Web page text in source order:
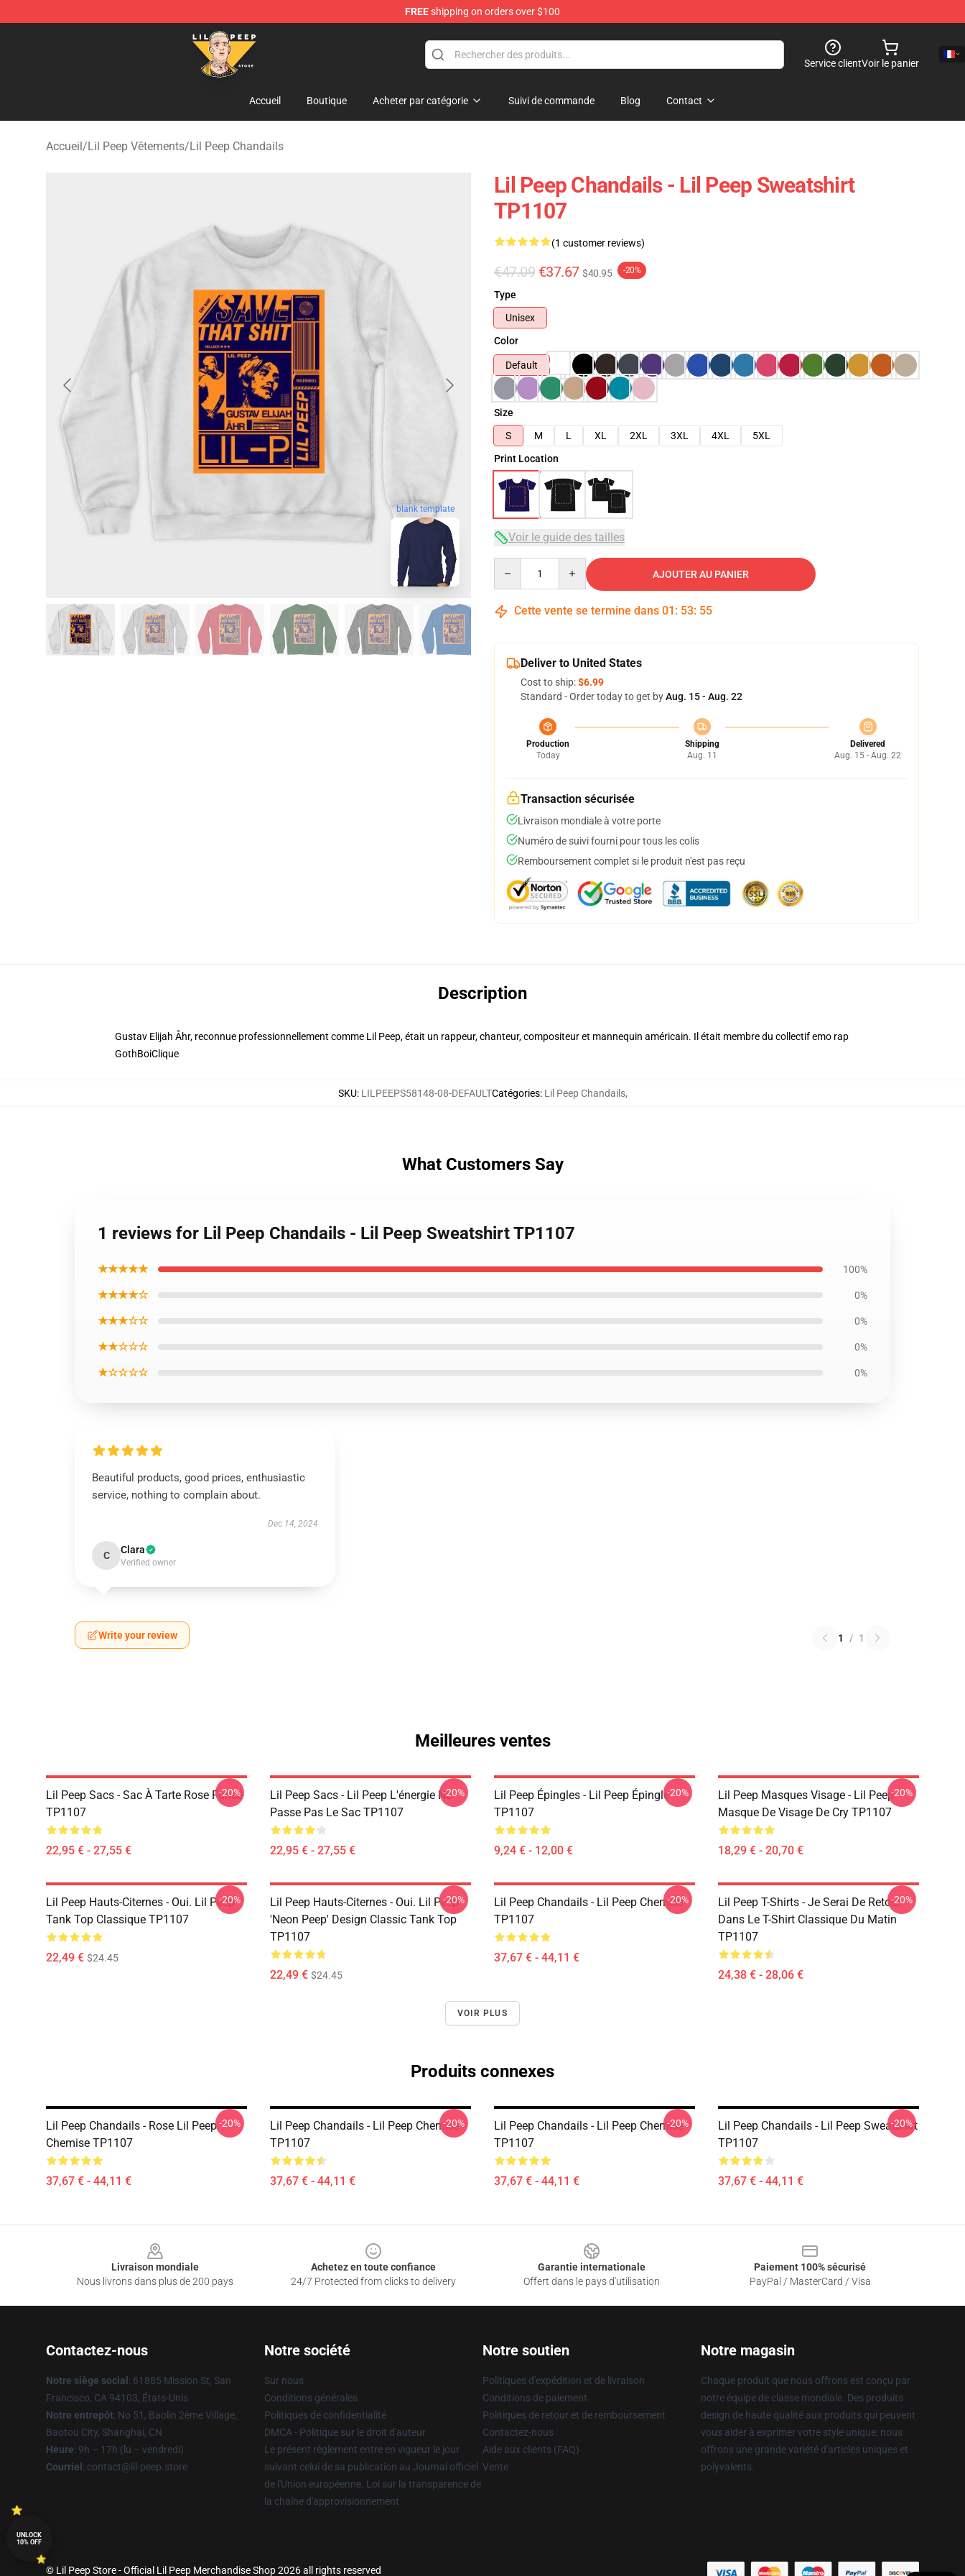
FREEshipping on orders over $100
Lil Peep Store - Official Lil Peep Merchandise Shop
Service clientVoir le panier
Accueil Boutique Acheter par catégorie Suivi de commande Blog Contact
Accueil/Lil Peep Vêtements/Lil Peep Chandails
blank template
Lil Peep Chandails - Lil Peep Sweatshirt
TP1107
(1 customer reviews)
€47.09 €37.67 $40.95 -20%
Type
Unisex
Color
Default
Size
S
M L XL 2XL 3XL 4XL
5XL
Print Location
Voir le guide des tailles
AJOUTER AU PANIER
Cette vente se termine dans 01 : 53: 54
Deliver to United States
Cost to ship:$6.99
Standard - Order today to get byAug. 15 - Aug. 22
Production
Today
Shipping
Aug. 11
Delivered
Aug. 15 - Aug. 22
Transaction sécurisée
Livraison mondiale à votre porte
Numéro de suivi fourni pour tous les colis
Remboursement complet si le produit n'est pas reçu
Description
Gustav Elijah Åhr, reconnue professionnellement comme Lil Peep, était un rappeur, chanteur, compositeur et mannequin américain. Il était membre du collectif emo rap
GothBoiClique
SKU: LILPEEPS58148-08-DEFAULTCatégories: Lil Peep Chandails,
What Customers Say
1 reviews for Lil Peep Chandails - Lil Peep Sweatshirt TP1107
★★★★★ 100%
★★★★☆ 0%
★★★☆☆ 0%
★★☆☆☆ 0%
★☆☆☆☆ 0%
Beautiful products, good prices, enthusiastic
service, nothing to complain about.
Dec 14, 2024
C Clara
Verified owner
Write your review 1 / 1
Meilleures ventes
Lil Peep Sacs - Sac À Tarte Rose Foncé
TP1107
22,95 € - 27,55 €
-20%
Lil Peep Sacs - Lil Peep L'énergie Ne
Passe Pas Le Sac TP1107
22,95 € - 27,55 €
-20%
Lil Peep Épingles - Lil Peep Épingle
TP1107
9,24 € - 12,00 €
-20%
Lil Peep Masques Visage - Lil Peep
Masque De Visage De Cry TP1107
18,29 € - 20,70 €
-20%
Lil Peep Hauts-Citernes - Oui. Lil Peep
Tank Top Classique TP1107
22,49 € $24.45
-20%
Lil Peep Hauts-Citernes - Oui. Lil Peep
'Neon Peep' Design Classic Tank Top
TP1107
22,49 € $24.45
-20%
Lil Peep Chandails - Lil Peep Chemise
TP1107
37,67 € - 44,11 €
-20%
Lil Peep T-Shirts - Je Serai De Retour
Dans Le T-Shirt Classique Du Matin
TP1107
24,38 € - 28,06 €
-20%
VOIR PLUS
Produits connexes
Lil Peep Chandails - Rose Lil Peep
Chemise TP1107
37,67 € - 44,11 €
-20%
Lil Peep Chandails - Lil Peep Chemise
TP1107
37,67 € - 44,11 €
-20%
Lil Peep Chandails - Lil Peep Chemise
TP1107
37,67 € - 44,11 €
-20%
Lil Peep Chandails - Lil Peep Sweatshirt
TP1107
37,67 € - 44,11 €
-20%
Livraison mondiale
Nous livrons dans plus de 200 pays
Achetez en toute confiance
24/7 Protected from clicks to delivery
Garantie internationale
Offert dans le pays d'utilisation
Paiement 100% sécurisé
PayPal / MasterCard / Visa
Contactez-nous
Notre siège social : 61885 Mission St, San
Francisco, CA 94103, États-Unis
Notre entrepôt: No 51, Baolin 2ème Village,
Baotou City, Shanghai, CN
Heure: 9h – 17h (lu – vendredi)
Courriel : contact@lil-peep.store
Notre société
Sur nous
Conditions générales
Politiques de confidentialité
DMCA - Politique sur le droit d'auteur
Le présent règlement entre en vigueur le jour
suivant celui de sa publication au Journal officiel
de l'Union européenne. Loi sur la transparence de
la chaîne d'approvisionnement
Notre soutien
Politiques d'expédition et de livraison
Conditions de paiement
Politiques de retour et de remboursement
Contactez-nous
Aide aux clients (FAQ)
Vente
Notre magasin
Chaque produit que nous offrons est conçu par
notre équipe de classe mondiale. Des produits
design de haute qualité aux produits qui peuvent
vous aider à exprimer votre style unique, nous
offrons une grande variété d'articles uniques et
polyvalents.
© Lil Peep Store - Official Lil Peep Merchandise Shop 2026 all rights reserved
UNLOCK
10% OFF